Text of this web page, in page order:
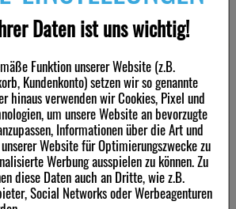
Daten ist uns wichtig!
Funktion unserer Website (z.B.
Kundenkonto) setzen wir so genannte
hinaus verwenden wir Cookies, Pixel und
um unsere Website an bevorzugte
Informationen über die Art und
Website für Optimierungszwecke zu
Werbung ausspielen zu können. Zu
diese Daten auch an Dritte, wie z.B.
Social Networks oder Werbeagenturen
Mango
1,03 €
INTACT Traubenzucker Rolle Banane
1St Tabletten/ 40 g
0,65 €
inkl. MwSt zzgl.Versand
16,25 €pro 1 kg